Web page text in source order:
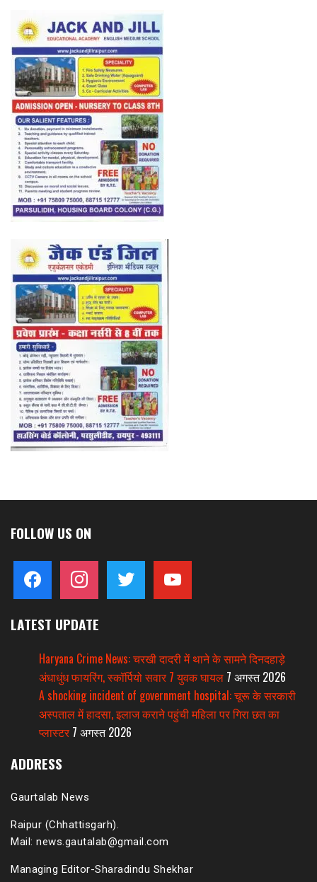
FOLLOW US ON
facebook instagram twitter
LATEST UPDATE
Haryana Crime News: चरखी दादरी में थाने के सामने दिनदहाड़े
अंधाधुंध फायरिंग, स्कॉर्पियो सवार 7 युवक घायल 7 अगस्त 2026
A shocking incident of government hospital: चूरू के सरकारी
अस्पताल में हादसा, इलाज कराने पहुंची महिला पर गिरा छत का
प्लास्टर 7 अगस्त 2026
ADDRESS
Gaurtalab News
Raipur (Chhattisgarh).
Mail: news.gautalab@gmail.com
Managing Editor-Sharadindu Shekhar